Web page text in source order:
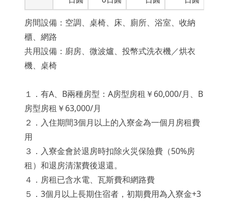
房間設備：空調、桌椅、床、廁所、浴室、收納
櫃、網路
共用設備：廚房、微波爐、投幣式洗衣機／烘衣
機、桌椅
１．有A、B兩種房型：A房型房租￥60,000/月、B
房型房租￥63,000/月
２．入住期間3個月以上的入寮金為一個月房租費
用
３．入寮金會於退房時扣除火災保險費（50%房
租）和退房清潔費後退還。
４．房租已含水電、瓦斯費和網路費
５．3個月以上長期住宿者，初期費用為入寮金+3